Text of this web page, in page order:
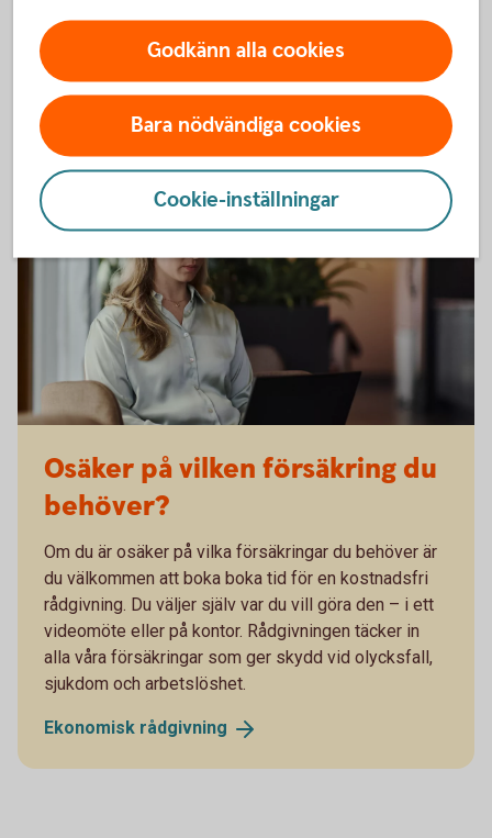
Här kan du göra din anmälan och ansöka om
Skadeanmälan – anmälskada
Osäker på vilken försäkring du
behöver?
Om du är osäker på vilka försäkringar du behöver är
du välkommen att boka boka tid för en kostnadsfri
rådgivning. Du väljer själv var du vill göra den – i ett
videomöte eller på kontor. Rådgivningen täcker in
alla våra försäkringar som ger skydd vid olycksfall,
sjukdom och arbetslöshet.
Ekonomisk rådgivning
Godkänn alla cookies
Bara nödvändiga cookies
Cookie-inställningar